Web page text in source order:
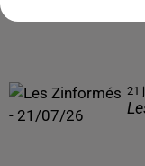
21